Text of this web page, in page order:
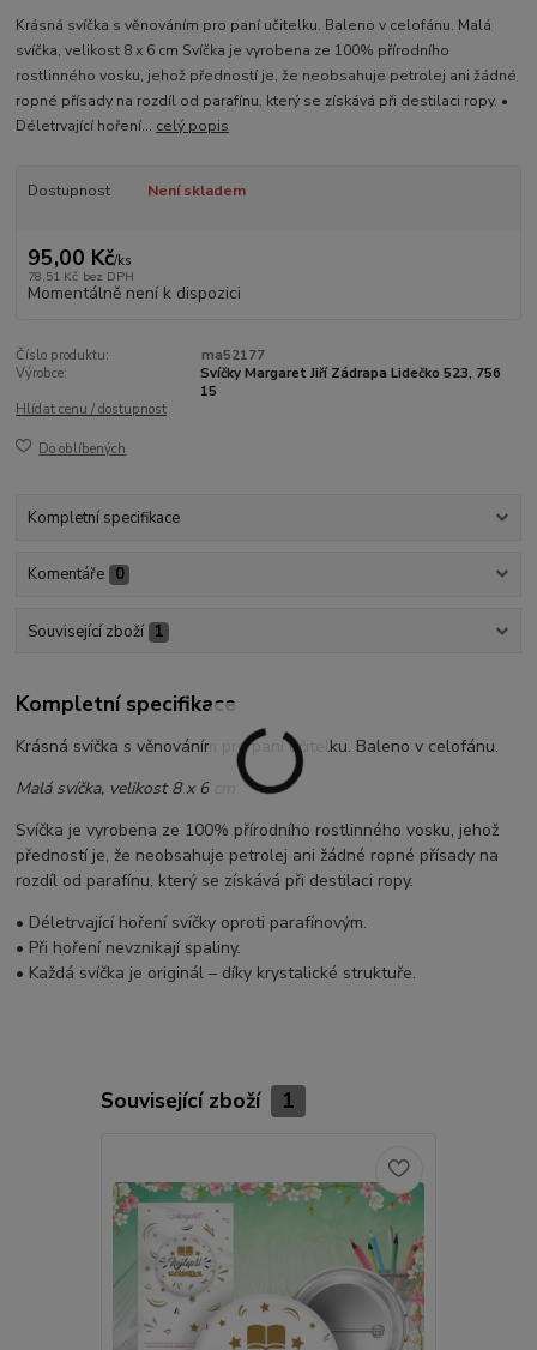
Krásná svíčka s věnováním pro paní učitelku. Baleno v celofánu. Malá
svíčka, velikost 8 x 6 cm Svíčka je vyrobena ze 100% přírodního
rostlinného vosku, jehož předností je, že neobsahuje petrolej ani žádné
ropné přísady na rozdíl od parafínu, který se získává při destilaci ropy. •
Déletrvající hoření... celý popis
Dostupnost Není skladem
95,00 Kč/ks
78,51 Kč bez DPH
Momentálně není k dispozici
Číslo produktu:
ma52177
Výrobce:
Svíčky Margaret Jiří Zádrapa Lidečko 523, 756
15
Hlídat cenu / dostupnost
Do oblíbených
Kompletní specifikace
Komentáře 0
Související zboží 1
Kompletní specifikace
Krásná svíčka s věnováním pro paní učitelku. Baleno v celofánu.
Malá svíčka, velikost 8 x 6 cm
Svíčka je vyrobena ze 100% přírodního rostlinného vosku, jehož
předností je, že neobsahuje petrolej ani žádné ropné přísady na
rozdíl od parafínu, který se získává při destilaci ropy.
• Déletrvající hoření svíčky oproti parafínovým.
• Při hoření nevznikají spaliny.
• Každá svíčka je originál – díky krystalické struktuře.
Související zboží 1